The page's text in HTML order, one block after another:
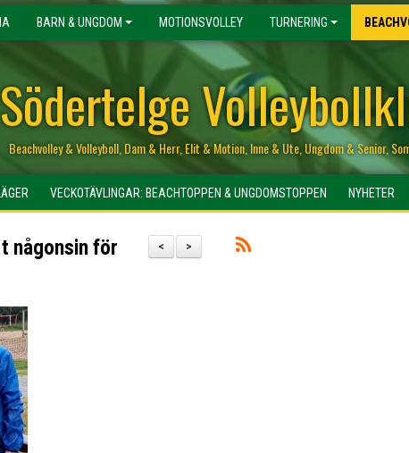
BARN & UNGDOM MOTIONSVOLLEY TURNERING
Södertelge
Beachvolley & Volleyboll, Dam & Herr, Elit & Motion, Inne & Ute, Ungdom & Senior,
VECKOTÄVLINGAR: BEACHTOPPEN & UNGDOMSTOPPEN NYHETER
>
<
någonsin för